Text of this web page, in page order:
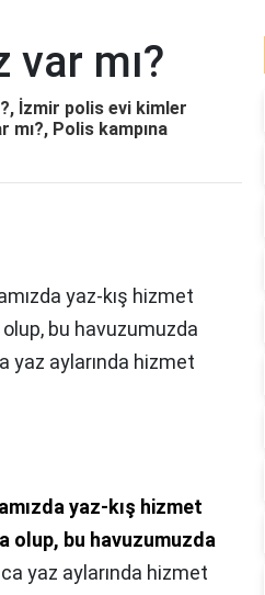
mı?
İzmir polis evi kimler
Polis kampına
yaz-kış hizmet
bu havuzumuzda
yaz aylarında hizmet
yaz-kış hizmet
olup, bu havuzumuzda
yaz aylarında hizmet